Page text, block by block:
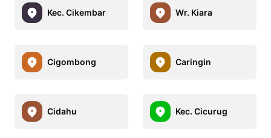
Kec. Cikembar Wr. Kiara
Cigombong Caringin
Cidahu Kec. Cicurug